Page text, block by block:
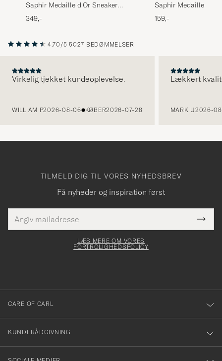
Saphir Medaille d'Or Sneaker
Protector
349,-
Saphir Medaille d'Or
Pommadier 1925 75
Brown
159,-
4.70/5 5027 BEDØMMELSER
Virkelig tjekket kundeoplevelse.
WILLIAM P2026-08-06 KØBER2026-07-28
Lækkert
MARK U2026-
TILMELD DIG TIL VORES NYHEDSBREV
Få nyheder og inspiration først
mailadresse
skal
Tack
för
dig
till
vårt
nyhetsbrev!
LÆS MERE OM VORES
FORTROLIGHEDSPOLICY
CARE OF CARL
KUNDERÅDGIVNING